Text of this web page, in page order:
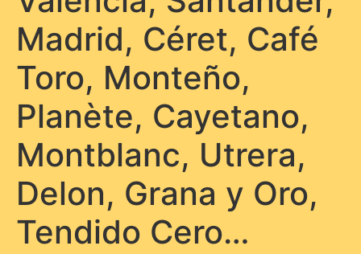
Madrid, Céret, Café
Toro, Monteño,
Planète, Cayetano,
Montblanc, Utrera,
Delon, Grana y Oro,
Tendido Cero…